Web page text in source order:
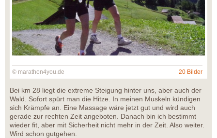
© marathon4you.de 20 Bilder
Bei km 28 liegt die extreme Steigung hinter uns, aber auch der
Wald. Sofort spürt man die Hitze. In meinen Muskeln kündigen
sich Krämpfe an. Eine Massage wäre jetzt gut und wird auch
gerade zur rechten Zeit angeboten. Danach bin ich bestimmt
wieder fit, aber mit Sicherheit nicht mehr in der Zeit. Also weiter.
Wird schon gutgehen.